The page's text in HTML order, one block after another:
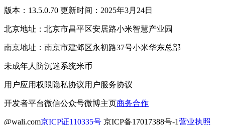
版本：13.5.0.70 更新时间：2025年3月24日
北京地址：北京市昌平区安居路小米智慧产业园
南京地址：南京市建邺区永初路37号小米华东总部
未成年人防沉迷系统米币
用户应用权限隐私协议用户服务协议
开发者平台微信公众号微博主页商务合作
@wali.com京ICP证110335号 京ICP备17017388号-1营业执照